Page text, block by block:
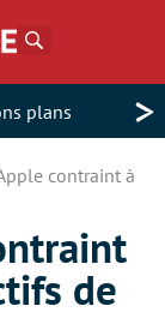
plans >
contraint à
de